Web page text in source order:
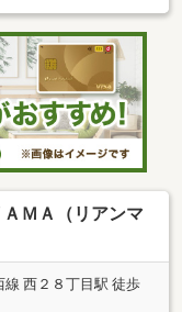
ＭＡ（リアンマ
線 西２８丁目駅 徒歩